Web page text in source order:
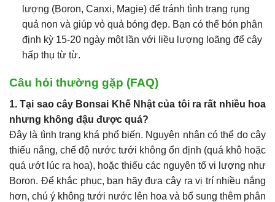
lượng (Boron, Canxi, Magie) để tránh tình trạng rụng
quả non và giúp vỏ quả bóng đẹp. Bạn có thể bón phân
định kỳ 15-20 ngày một lần với liều lượng loãng để cây
hấp thụ từ từ.
Câu hỏi thường gặp (FAQ)
1. Tại sao cây Bonsai Khế Nhật của tôi ra rất nhiều hoa
nhưng không đậu được quả?
Đây là tình trạng khá phổ biến. Nguyên nhân có thể do cây
thiếu nắng, chế độ nước tưới không ổn định (quá khô hoặc
quá ướt lúc ra hoa), hoặc thiếu các nguyên tố vi lượng như
Boron. Để khắc phục, bạn hãy đưa cây ra vị trí nhiều nắng
hơn, chú ý không tưới nước lên hoa và bổ sung thêm phân